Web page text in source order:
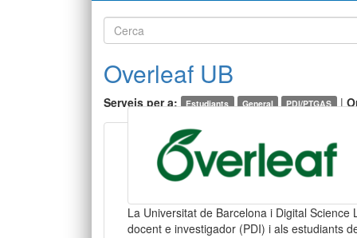
Overleaf UB
Serveis per a: Estudiants General PDI/PTGAS |
La Universitat de Barcelona i Digital
docent e investigador (PDI) i als estudiants